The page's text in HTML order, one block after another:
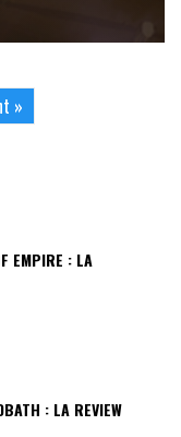
»
EMPIRE : LA
: LA REVIEW